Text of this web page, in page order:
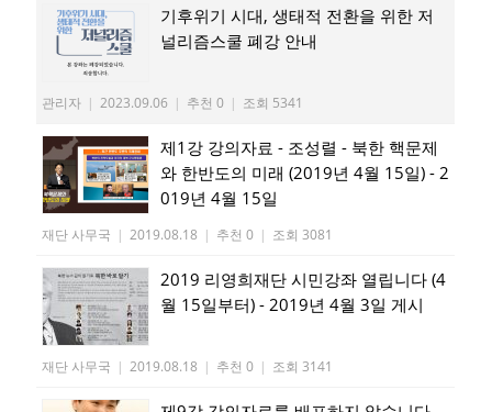
기후위기 시대, 생태적 전환을 위한 저
널리즘스쿨 폐강 안내
관리자 | 2023.09.06 | 추천 0 | 조회 5341
제1강 강의자료 - 조성렬 - 북한 핵문제
와 한반도의 미래 (2019년 4월 15일) - 2
019년 4월 15일
재단 사무국 | 2019.08.18 | 추천 0 | 조회 3081
2019 리영희재단 시민강좌 열립니다 (4
월 15일부터) - 2019년 4월 3일 게시
재단 사무국 | 2019.08.18 | 추천 0 | 조회 3141